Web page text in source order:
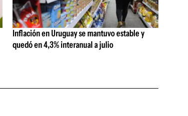
Inflación en Uruguay se mantuvo estable y
quedó en 4,3% interanual a julio